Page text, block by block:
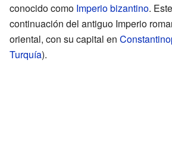
conocido como Imperio bizantino.
continuación del antiguo Imperio
oriental, con su capital en
Turquía).